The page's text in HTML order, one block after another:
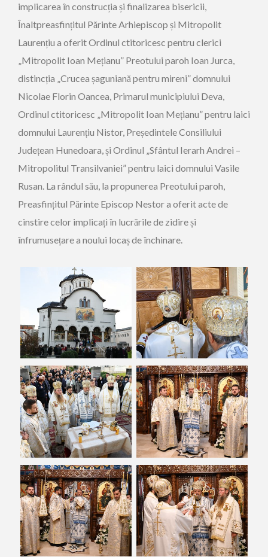
implicarea în construcția și finalizarea bisericii,
Înaltpreasfințitul Părinte Arhiepiscop și Mitropolit
Laurențiu a oferit Ordinul ctitoricesc pentru clerici
„Mitropolit Ioan Mețianu” Preotului paroh Ioan Jurca,
distincția „Crucea șaguniană pentru mireni” domnului
Nicolae Florin Oancea, Primarul municipiului Deva,
Ordinul ctitoricesc „Mitropolit Ioan Mețianu” pentru laici
domnului Laurențiu Nistor, Președintele Consiliului
Județean Hunedoara, și Ordinul „Sfântul Ierarh Andrei –
Mitropolitul Transilvaniei” pentru laici domnului Vasile
Rusan. La rândul său, la propunerea Preotului paroh,
Preasfințitul Părinte Episcop Nestor a oferit acte de
cinstire celor implicați în lucrările de zidire și
înfrumusețare a noului locaș de închinare.